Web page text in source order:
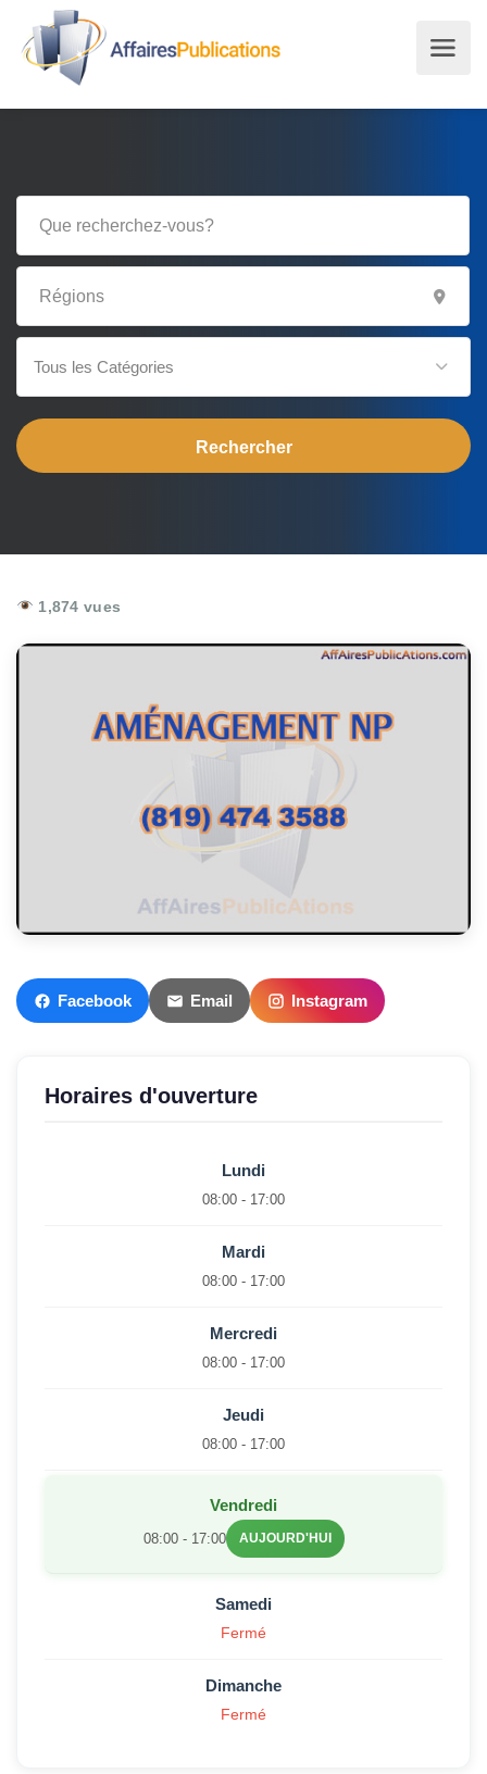
Tous les Catégories
1,874 vues
Facebook Email Instagram
Horaires d'ouverture
Lundi
08:00 - 17:00
Mardi
08:00 - 17:00
Mercredi
08:00 - 17:00
Jeudi
08:00 - 17:00
Vendredi
08:00 - 17:00 AUJOURD'HUI
Samedi
Fermé
Dimanche
Fermé